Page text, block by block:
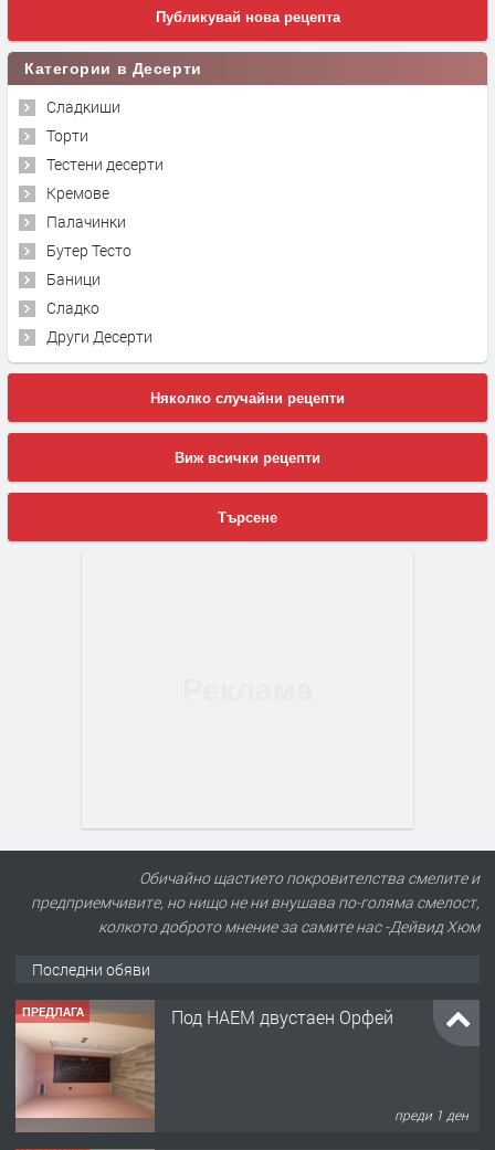
Публикувай нова рецепта
Категории в Десерти
Сладкиши
Торти
Тестени десерти
Кремове
Палачинки
Бутер Тесто
Баници
Сладко
Други Десерти
Няколко случайни рецепти
Виж всички рецепти
Търсене
Обичайно щастието покровителства смелите и
предприемчивите, но нищо не ни внушава по-голяма смелост,
колкото доброто мнение за самите нас -Дейвид Хюм
Последни обяви
ПРЕДЛАГА Под НАЕМ двустаен Орфей
преди 1 ден